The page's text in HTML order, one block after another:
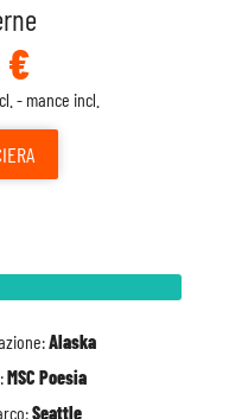
€
- mance incl.
Alaska
MSC Poesia
Seattle